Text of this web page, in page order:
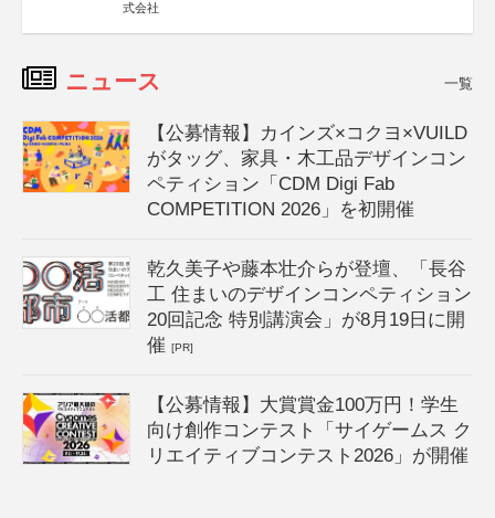
式会社
ニュース 一覧
【公募情報】カインズ×コクヨ×VUILD
がタッグ、家具・木工品デザインコン
ペティション「CDM Digi Fab
COMPETITION 2026」を初開催
乾久美子や藤本壮介らが登壇、「長谷
工 住まいのデザインコンペティション
20回記念 特別講演会」が8月19日に開
催[PR]
【公募情報】大賞賞金100万円！学生
向け創作コンテスト「サイゲームス ク
リエイティブコンテスト2026」が開催